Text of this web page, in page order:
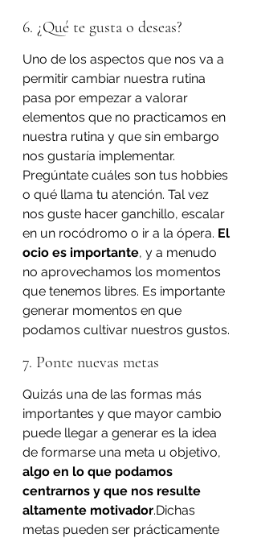
6. ¿Qué te gusta o deseas?
Uno de los aspectos que nos va a
permitir cambiar nuestra rutina
pasa por empezar a valorar
elementos que no practicamos en
nuestra rutina y que sin embargo
nos gustaría implementar.
Pregúntate cuáles son tus hobbies
o qué llama tu atención. Tal vez
nos guste hacer ganchillo, escalar
en un rocódromo o ir a la ópera. El
ocio es importante, y a menudo
no aprovechamos los momentos
que tenemos libres. Es importante
generar momentos en que
podamos cultivar nuestros gustos.
7. Ponte nuevas metas
Quizás una de las formas más
importantes y que mayor cambio
puede llegar a generar es la idea
de formarse una meta u objetivo,
algo en lo que podamos
centrarnos y que nos resulte
altamente motivador.Dichas
metas pueden ser prácticamente